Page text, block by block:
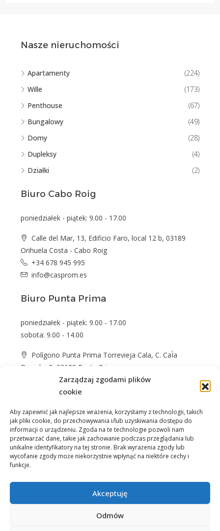
Zarządzaj zgodami plików
cookie
Aby zapewnić jak najlepsze wrażenia, korzystamy z technologii, takich
jak pliki cookie, do przechowywania i/lub uzyskiwania dostępu do
informacji o urządzeniu. Zgoda na te technologie pozwoli nam
przetwarzać dane, takie jak zachowanie podczas przeglądania lub
unikalne identyfikatory na tej stronie. Brak wyrażenia zgody lub
wycofanie zgody może niekorzystnie wpłynąć na niektóre cechy i
funkcje.
Akceptuję
Odmów
Nasze nieruchomości
Apartamenty
(224)
Wille
(173)
Penthouse
(67)
Bungalowy
(49)
Domy
(28)
Dupleksy
(4)
Działki
(2)
Biuro Cabo Roig
poniedziałek - piątek: 9.00 - 17.00
Calle del Mar, 13, Edificio Faro, local 12 b, 03189
Orihuela Costa - Cabo Roig
+34 678 945 995
info@casprom.es
Biuro Punta Prima
poniedziałek - piątek: 9.00 - 17.00
sobota: 9.00 - 14.00
Polígono Punta Prima Torrevieja Cala, C. CaÌa
Dorada, 3, 03189 Punta Prima
+48 574 622 365
info@casprom.es
Nieruchomości